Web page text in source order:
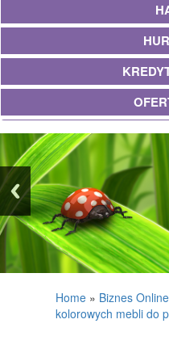
BANKI,
Home » Biznes Online
kolorowych mebli do